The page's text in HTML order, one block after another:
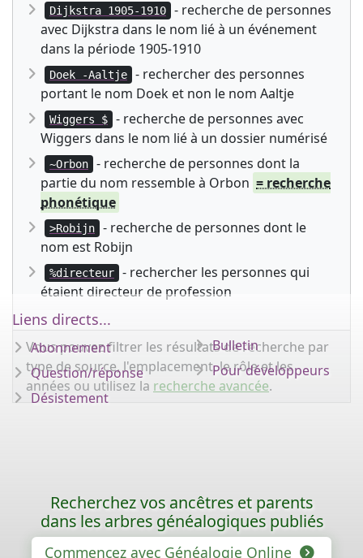
Dijkstra 1905-1910
- recherche de personnes
avec Dijkstra dans le nom lié à un événement
dans la période 1905-1910
Doek -Aaltje
- rechercher des personnes
portant le nom Doek et non le nom Aaltje
Wiggers $
- recherche de personnes avec
Wiggers dans le nom lié à un dossier numérisé
~Orbon
- recherche de personnes dont la
partie du nom ressemble à Orbon = recherche
phonétique
>Robijn
- recherche de personnes dont le
nom est Robijn
%directeur
- rechercher les personnes qui
étaient directeur de profession
Vous pouvez filtrer les résultats de recherche par
type de source, l'emplacement, le rôle et les
années ou utilisez la recherche avancée.
Liens directs...
Abonnement
Question/réponse
Désistement
Bulletin
Pour développeurs
Recherchez vos ancêtres et parents
dans les arbres généalogiques publiés
Commencez avec Généalogie Online